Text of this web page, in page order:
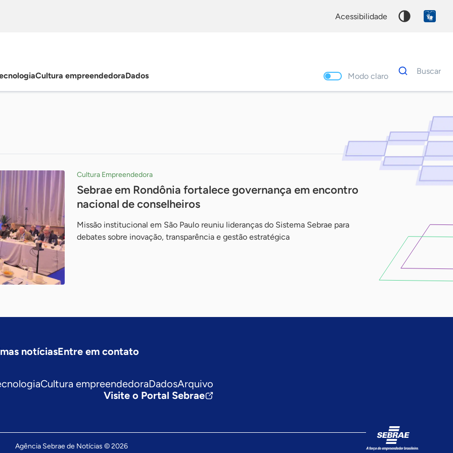
acessibilidade
Cultura empreendedoraDados Modo claro
Dados
para
Buscar
Cultura Empreendedora
Sebrae em Rondônia fortalece governança em encontro
nacional de conselheiros
Missão institucional em São Paulo reuniu lideranças do Sistema Sebrae para
debates sobre inovação, transparência e gestão estratégica
notíciasEntre em contato
Cultura empreendedoraDadosArquivo
Visite o Portal Sebrae
Agência Sebrae de Notícias © 2026